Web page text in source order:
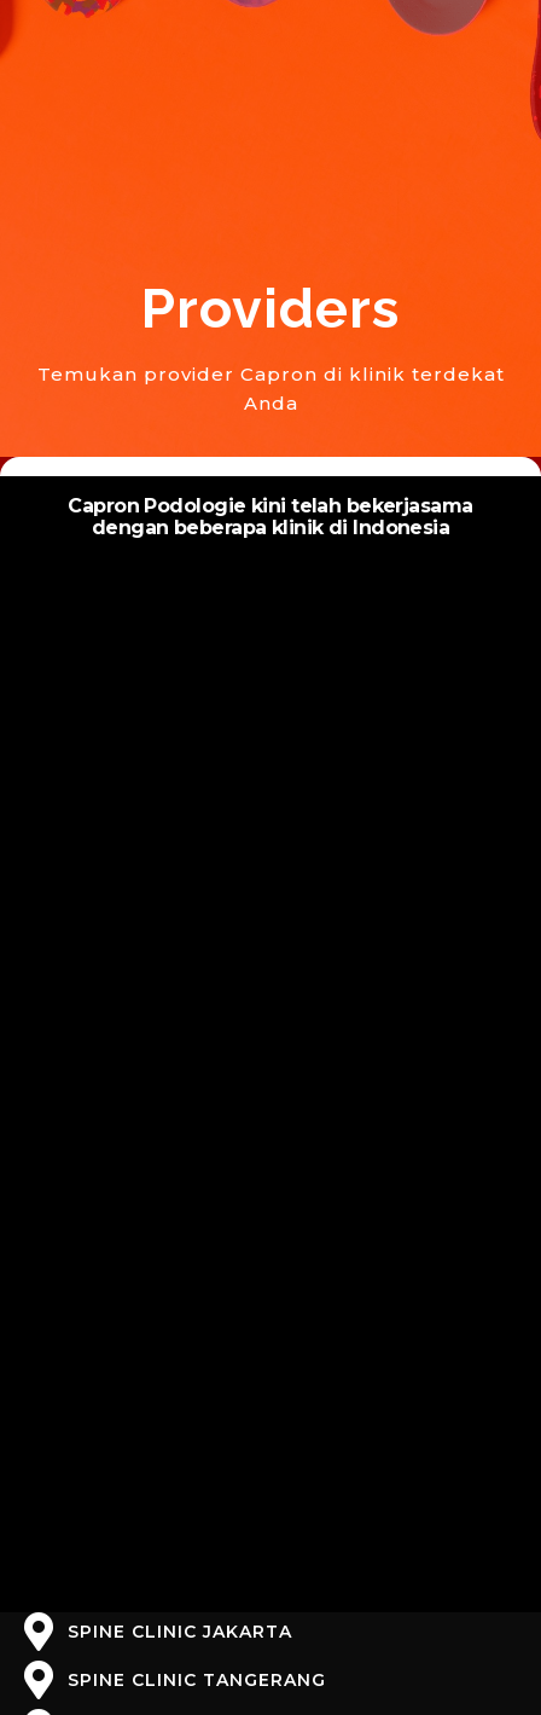
Providers
Temukan provider Capron di klinik terdekat
Anda
Capron Podologie kini telah bekerjasama
dengan beberapa klinik di Indonesia
SPINE CLINIC JAKARTA
SPINE CLINIC TANGERANG